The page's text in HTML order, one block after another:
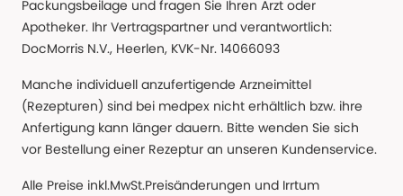
Packungsbeilage und fragen Sie Ihren Arzt oder
Apotheker. Ihr Vertragspartner und verantwortlich:
DocMorris N.V., Heerlen, KVK-Nr. 14066093
Manche individuell anzufertigende Arzneimittel
(Rezepturen) sind bei medpex nicht erhältlich bzw. ihre
Anfertigung kann länger dauern. Bitte wenden Sie sich
vor Bestellung einer Rezeptur an unseren Kundenservice.
Alle Preise inkl.MwSt.Preisänderungen und Irrtum